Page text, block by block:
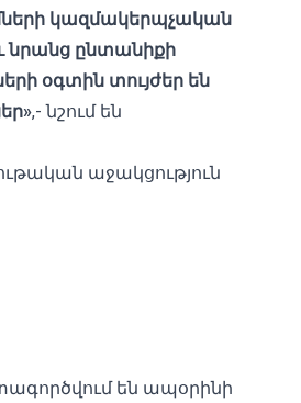
կազմակերպչական
նրանց ընտանիքի
օգտին տույժեր են
,- նշում են
աջակցություն
են ապօրինի